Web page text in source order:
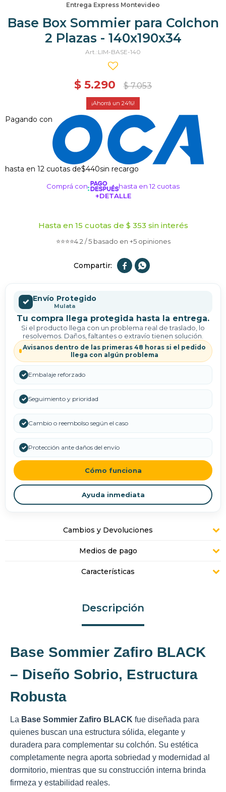
Entrega Express Montevideo
Base Box Sommier para Colchon
2 Plazas - 140x190x34
LIM-BASE-140
$ 5.290 $ 7.053
24
Pagando con
hasta en 12 cuotas de$440sin recargo
Comprá con
hasta en 12 cuotas
+DETALLE
Hasta en 15 cuotas de $ 353 sin interés
⭐⭐⭐⭐4.2 / 5 basado en +5 opiniones
 
✓ Envío Protegido
Mulata
Tu compra llega protegida hasta la entrega.
Si el producto llega con un problema real de traslado, lo
resolvemos. Daños, faltantes o extravío tienen solución.
Avisanos dentro de las primeras 48 horas si el pedido
llega con algún problema
✓ Embalaje reforzado
✓ Seguimiento y prioridad
✓ Cambio o reembolso según el caso
✓ Protección ante daños del envío
Cómo funciona
Ayuda inmediata
Cambios y Devoluciones
Medios de pago
Características
Descripción
Base Sommier Zafiro BLACK
– Diseño Sobrio, Estructura
Robusta
La Base Sommier Zafiro BLACK fue diseñada para
quienes buscan una estructura sólida, elegante y
duradera para complementar su colchón. Su estética
completamente negra aporta sobriedad y modernidad al
dormitorio, mientras que su construcción interna brinda
firmeza y estabilidad reales.